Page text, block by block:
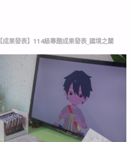
【成果發表】114級專題成果發表_國境之蘭